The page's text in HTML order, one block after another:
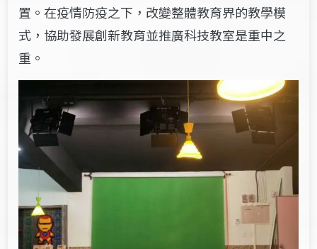
置。在疫情防疫之下，改變整體教育界的教學模
式，協助發展創新教育並推廣科技教室是重中之
重。